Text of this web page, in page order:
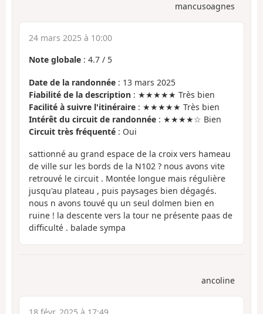
mancusoagnes
24 mars 2025 à 10:00
Note globale : 4.7 / 5
Date de la randonnée : 13 mars 2025
Fiabilité de la description : ★★★★★ Très bien
Facilité à suivre l'itinéraire : ★★★★★ Très bien
Intérêt du circuit de randonnée : ★★★★☆ Bien
Circuit très fréquenté : Oui
sattionné au grand espace de la croix vers hameau
de ville sur les bords de la N102 ? nous avons vite
retrouvé le circuit . Montée longue mais régulière
jusqu'au plateau , puis paysages bien dégagés.
nous n avons touvé qu un seul dolmen bien en
ruine ! la descente vers la tour ne présente paas de
difficulté . balade sympa
ancoline